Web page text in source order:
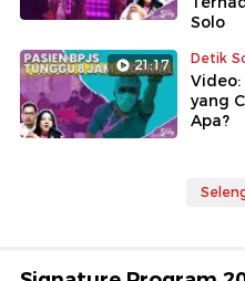
Solo
21:17 Detik
Video:
yang
Apa?